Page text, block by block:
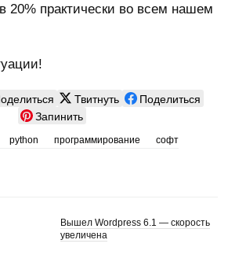
20% практически во всем нашем
Твитнуть
Поделиться
Запинить
python программирование софт
Вышел Wordpress 6.1 — скорость
увеличена